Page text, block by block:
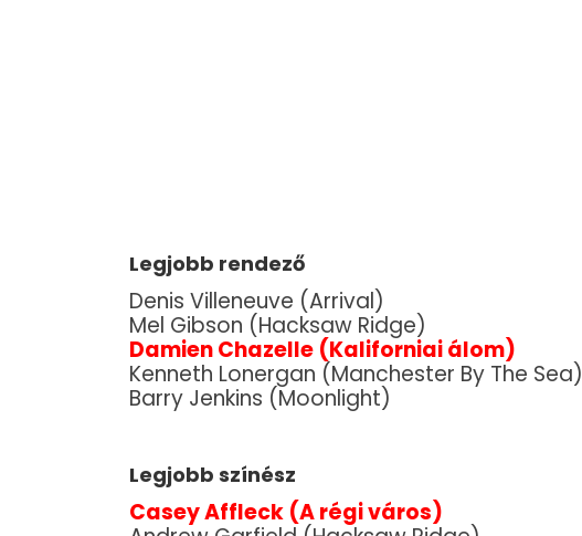
Legjobb rendező
Denis Villeneuve (Arrival)
Mel Gibson (Hacksaw Ridge)
Damien Chazelle (Kaliforniai álom)
Kenneth Lonergan (Manchester By The Sea)
Barry Jenkins (Moonlight)
Legjobb színész
Casey Affleck (A régi város)